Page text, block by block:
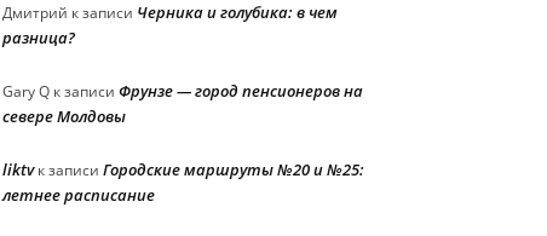
Дмитрий к записи Черника и голубика: в чем
разница?
Gary Q к записи Фрунзе — город пенсионеров на
севере Молдовы
liktvк записи Городские маршруты №20 и №25:
летнее расписание